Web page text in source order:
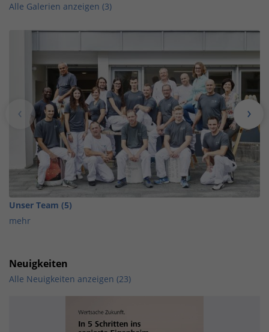
Alle Galerien anzeigen (3)
Unser Team (5)
mehr
Neuigkeiten
Alle Neuigkeiten anzeigen (23)